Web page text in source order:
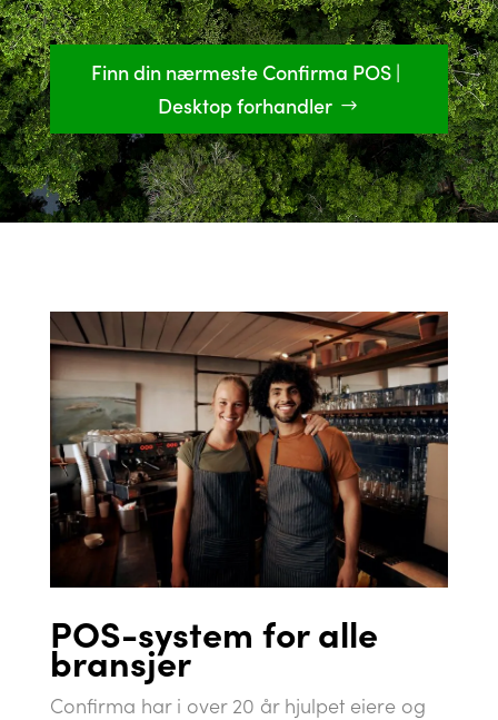
Finn din nærmeste Confirma POS |
Desktop forhandler
POS-system for alle
bransjer
Confirma har i over 20 år hjulpet eiere og